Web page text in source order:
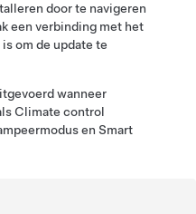
door te navigeren
een verbinding met het
om de update te
wanneer
Climate control
en Smart